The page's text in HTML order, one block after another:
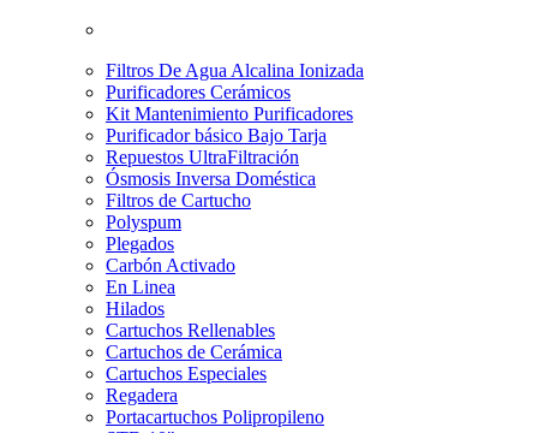
Filtros De Agua Alcalina Ionizada
Purificadores Cerámicos
Kit Mantenimiento Purificadores
Purificador básico Bajo Tarja
Repuestos UltraFiltración
Ósmosis Inversa Doméstica
Filtros de Cartucho
Polyspum
Plegados
Carbón Activado
En Linea
Hilados
Cartuchos Rellenables
Cartuchos de Cerámica
Cartuchos Especiales
Regadera
Portacartuchos Polipropileno